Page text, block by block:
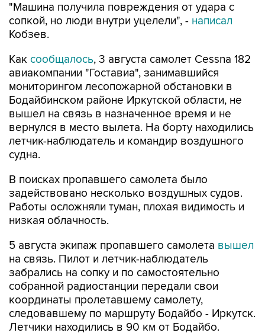
"Машина получила повреждения от удара с
сопкой, но люди внутри уцелели", - написал
Кобзев.
Как сообщалось, 3 августа самолет Cessna 182
авиакомпании "Гоставиа", занимавшийся
мониторингом лесопожарной обстановки в
Бодайбинском районе Иркутской области, не
вышел на связь в назначенное время и не
вернулся в место вылета. На борту находились
летчик-наблюдатель и командир воздушного
судна.
В поисках пропавшего самолета было
задействовано несколько воздушных судов.
Работы осложняли туман, плохая видимость и
низкая облачность.
5 августа экипаж пропавшего самолета вышел
на связь. Пилот и летчик-наблюдатель
забрались на сопку и по самостоятельно
собранной радиостанции передали свои
координаты пролетавшему самолету,
следовавшему по маршруту Бодайбо - Иркутск.
Летчики находились в 90 км от Бодайбо.